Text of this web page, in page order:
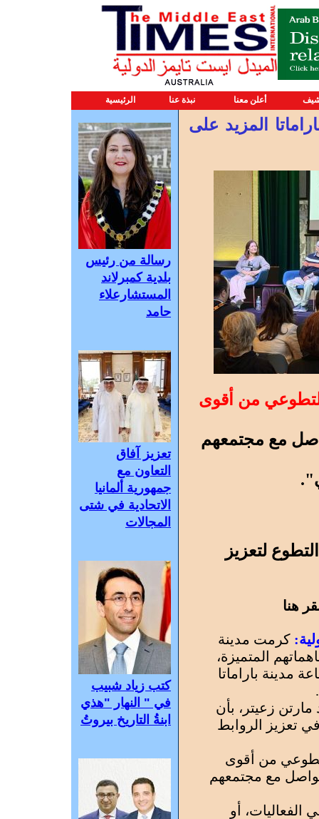
أعلن معنا نبذة عنا الرئيسية
المزيد على
من أقوى
مع مجتمعهم
لتعزيز
هنا
كرمت مدينة
لمساهماتهم المتميزة،
مدينة باراماتا
زعيتر، بأن
تعزيز الروابط
من أقوى
مع مجتمعهم
أو
رسالة من رئيس
بلدية كمبرلاند
المستشارعلاء
حامد
تعزيز آفاق
التعاون مع
جمهورية ألمانيا
الاتحادية في شتى
المجالات
كتب زياد شبيب
في " النهار "هذي
ابنةُ التاريخ بيروتُ